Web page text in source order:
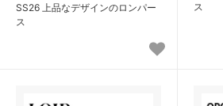
SS26 上品なデザインのロンパー
ス
ス